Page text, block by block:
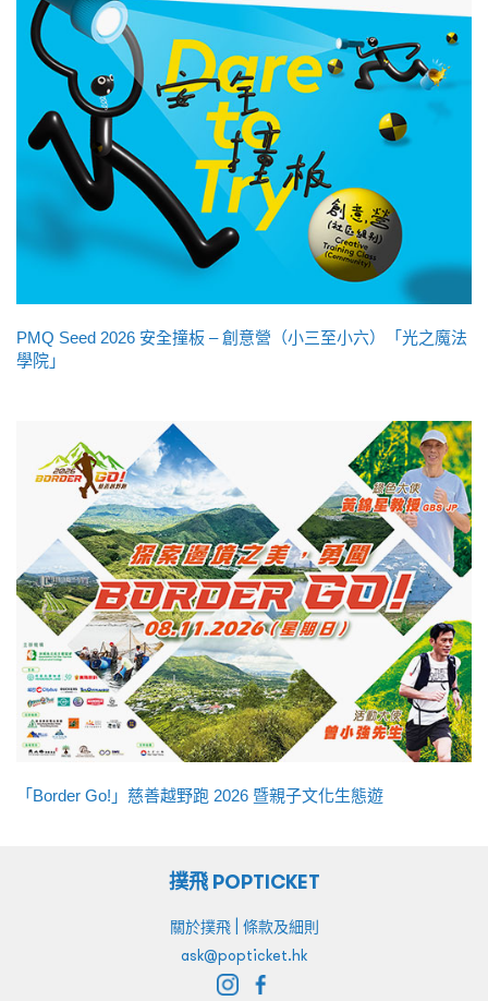
PMQ Seed 2026 安全撞板 – 創意營（小三至小六）「光之魔法
學院」
「Border Go!」慈善越野跑 2026 暨親子文化生態遊
撲飛 POPTICKET
關於撲飛| 條款及細則
ask@popticket.hk